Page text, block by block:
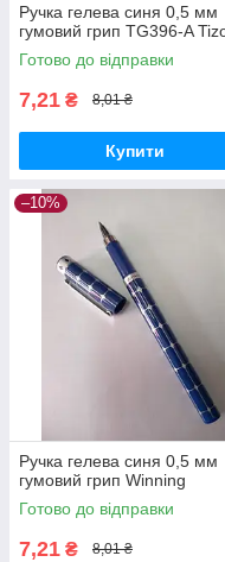
Ручка гелева синя 0,5 мм
гумовий грип TG396-A
Готово до відправки
7,21 ₴ 8,01 ₴
Купити
–10%
Ручка гелева синя 0,5 мм
гумовий грип Winning
Готово до відправки
7,21 ₴ 8,01 ₴